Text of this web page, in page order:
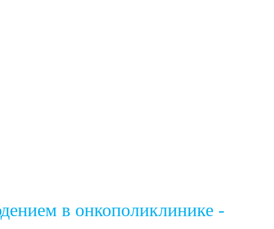
в онкополиклинике -